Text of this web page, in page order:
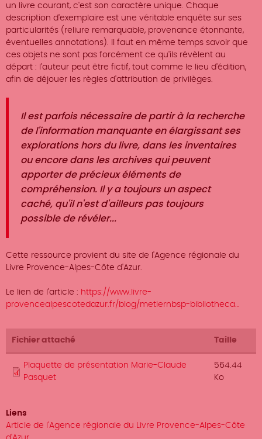
un livre courant, c'est son caractère unique. Chaque
description d'exemplaire est une véritable enquête sur ses
particularités (reliure remarquable, provenance étonnante,
éventuelles annotations). Il faut en même temps savoir que
ces objets ne sont pas forcément ce qu'ils révèlent au
départ : l'auteur peut être fictif, tout comme le lieu d'édition,
afin de déjouer les règles d'attribution de privilèges.
Il est parfois nécessaire de partir à la recherche
de l'information manquante en élargissant ses
explorations hors du livre, dans les inventaires
ou encore dans les archives qui peuvent
apporter de précieux éléments de
compréhension. Il y a toujours un aspect
caché, qu'il n'est d'ailleurs pas toujours
possible de révéler...
Cette ressource provient du site de l'Agence régionale du
Livre Provence-Alpes-Côte d'Azur.
Le lien de l'article : https://www.livre-
provencealpescotedazur.fr/blog/metiernbsp-bibliotheca…
Fichier attaché Taille
Plaquette de présentation Marie-Claude
Pasquet
564.44
Ko
Liens
Article de l'Agence régionale du Livre Provence-Alpes-Côte